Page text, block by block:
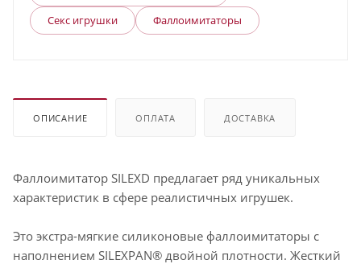
Секс игрушки
Фаллоимитаторы
ОПИСАНИЕ ОПЛАТА ДОСТАВКА
Фаллоимитатор SILEXD предлагает ряд уникальных
характеристик в сфере реалистичных игрушек.
Это экстра-мягкие силиконовые фаллоимитаторы с
наполнением SILEXPAN® двойной плотности. Жесткий